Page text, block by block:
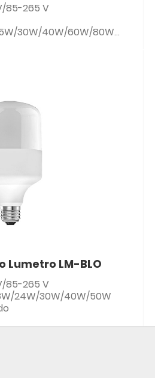
85-265 V
30W/40W/60W/80W
Lumetro LM-BLO
85-265 V
24W/30W/40W/50W